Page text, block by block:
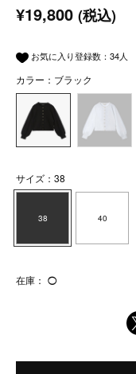
¥19,800 (税込)
お気に入り登録数： 34人
カラー：ブラック
サイズ：38
38 40
在庫： ◯